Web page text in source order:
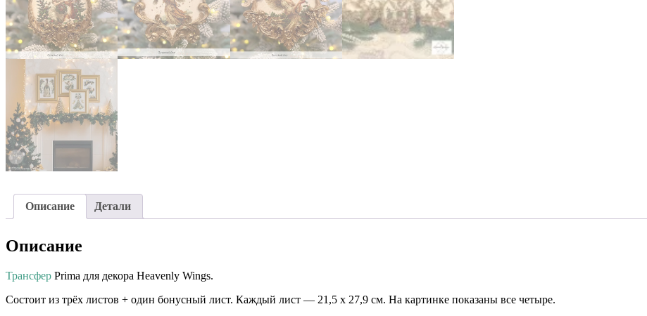
Описание Детали
Описание
Трансфер Prima для декора Heavenly Wings.
Состоит из трёх листов + один бонусный лист. Каждый лист — 21,5 х 27,9 см. На картинке показаны все четыре.